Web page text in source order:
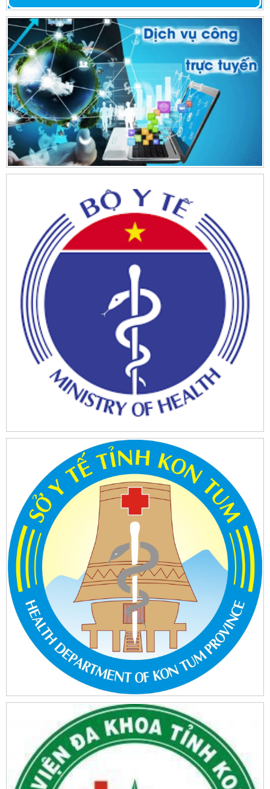
Ngày ban hành: (02/07/2026)
Số:693/CV-BVKVNH
Tên:(Công văn yêu cầu chào giá mua sắm nệm giường bệnh cho
các khoa phục vụ công tác khám chữa bệnh)
Ngày ban hành: (29/06/2026)
Số:683/CV-BVKVNH
Tên:(Công văn yêu cầu báo giá: Mua sắm trang thiết bị y tế thiết
yếu cho các khoa" phục vụ công tác khám chữa bệnh đợt 1 năm
2026)
Ngày ban hành: (26/06/2026)